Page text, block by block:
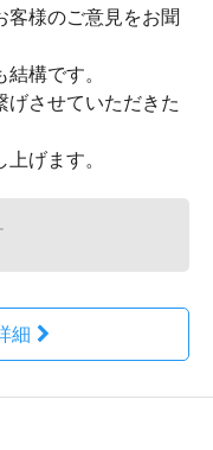
客様のご意見をお聞
構です。
げさせていただきた
げます。
細